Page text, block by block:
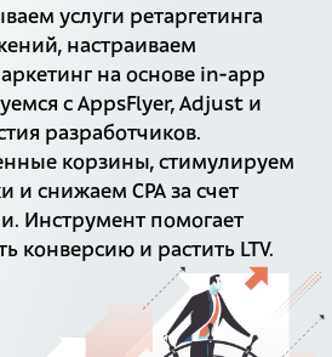
услуги ретаргетинга
настраиваем
на основе in-app
с AppsFlyer, Adjust и
разработчиков.
корзины, стимулируем
и снижаем CPA за счет
Инструмент помогает
конверсию и растить LTV.